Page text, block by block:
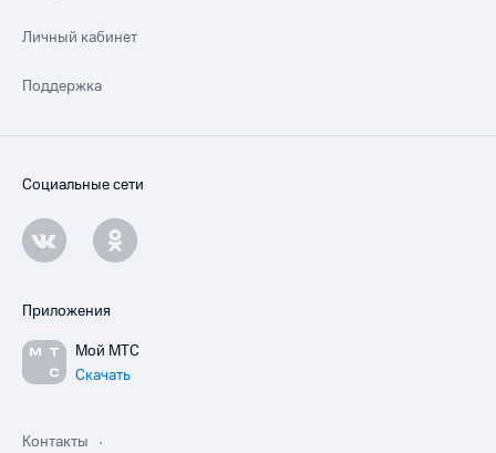
Личный кабинет
Поддержка
Социальные сети
Приложения
Мой МТС
Скачать
Контакты